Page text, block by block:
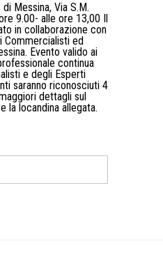
di Messina, Via S.M.
9.00- alle ore 13,00 Il
in collaborazione con
Commercialisti ed
Evento valido ai
continua
e degli Esperti
saranno riconosciuti 4
dettagli sul
la locandina allegata.